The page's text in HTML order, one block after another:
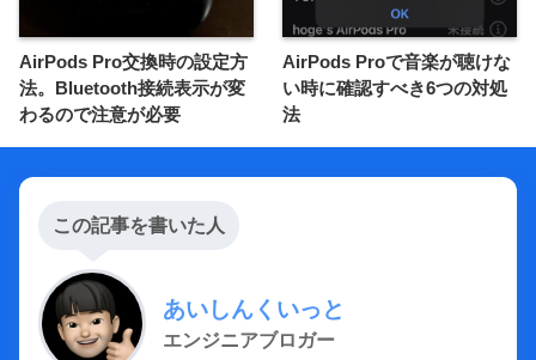
AirPods Pro交換時の設定方
法。Bluetooth接続表示が変
わるので注意が必要
AirPods Proで音楽が聴けな
い時に確認すべき6つの対処
法
この記事を書いた人
あいしんくいっと
エンジニアブロガー